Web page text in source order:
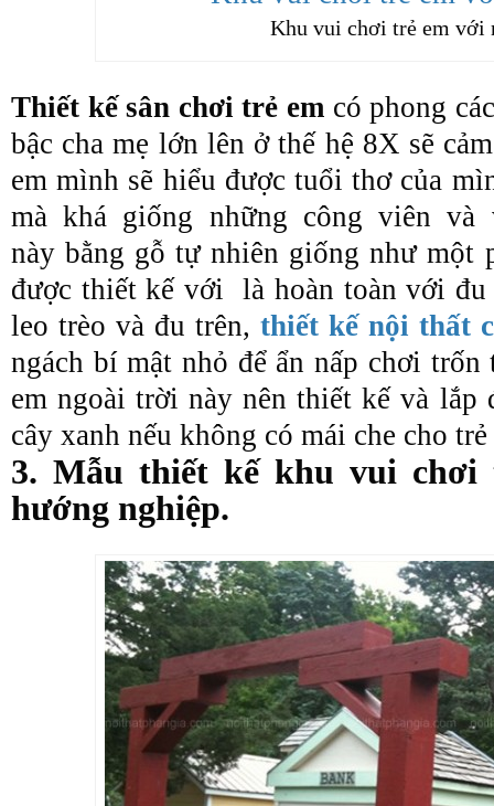
Khu vui chơi trẻ em với
Thiết kế sân chơi trẻ em có phong
bậc cha mẹ lớn lên ở thế hệ 8X sẽ
em mình sẽ hiểu được tuổi thơ của
mà khá giống những công viên
này bằng gỗ tự nhiên giống như
được thiết kế với là hoàn toàn với
leo trèo và đu trên, thiết kế nội thất
ngách bí mật nhỏ để ẩn nấp chơi
em ngoài trời này nên thiết kế và
cây xanh nếu không có mái che cho
3. Mẫu thiết kế khu vui
hướng nghiệp.